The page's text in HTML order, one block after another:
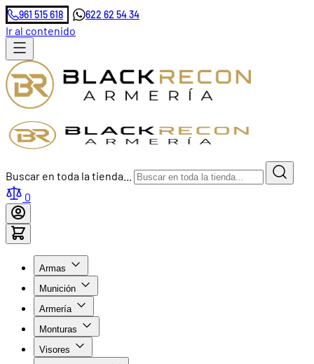
961 515 618 622 62 54 34
Ir al contenido
Buscar en toda la tienda...
0
Armas
Munición
Armería
Monturas
Visores